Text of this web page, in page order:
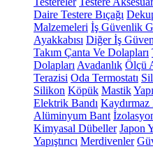
Daire Testere Bıçağı
Malzemeleri İş Güvenlik
Ayakkabısı Diğer İş
Takım Çanta Ve Dolapları
Dolapları Avadanlık Ölçü
Terazisi Oda Termostatı
Silikon Köpük Mastik
Elektrik Bandı Kaydırmaz
Alüminyum Bant
Kimyasal Dübeller Japon
Yapıştırıcı Merdivenler